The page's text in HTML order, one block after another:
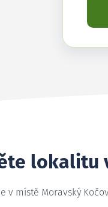
lokalitu
v místě Moravský